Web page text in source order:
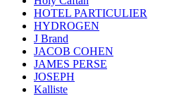
HOTEL PARTICULIER
HYDROGEN
J Brand
JACOB COHEN
JAMES PERSE
JOSEPH
Kalliste